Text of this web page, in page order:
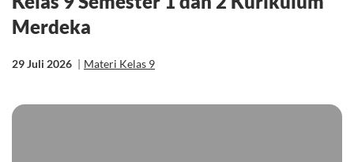
Merdeka
29 Juli 2026 | Materi Kelas 9